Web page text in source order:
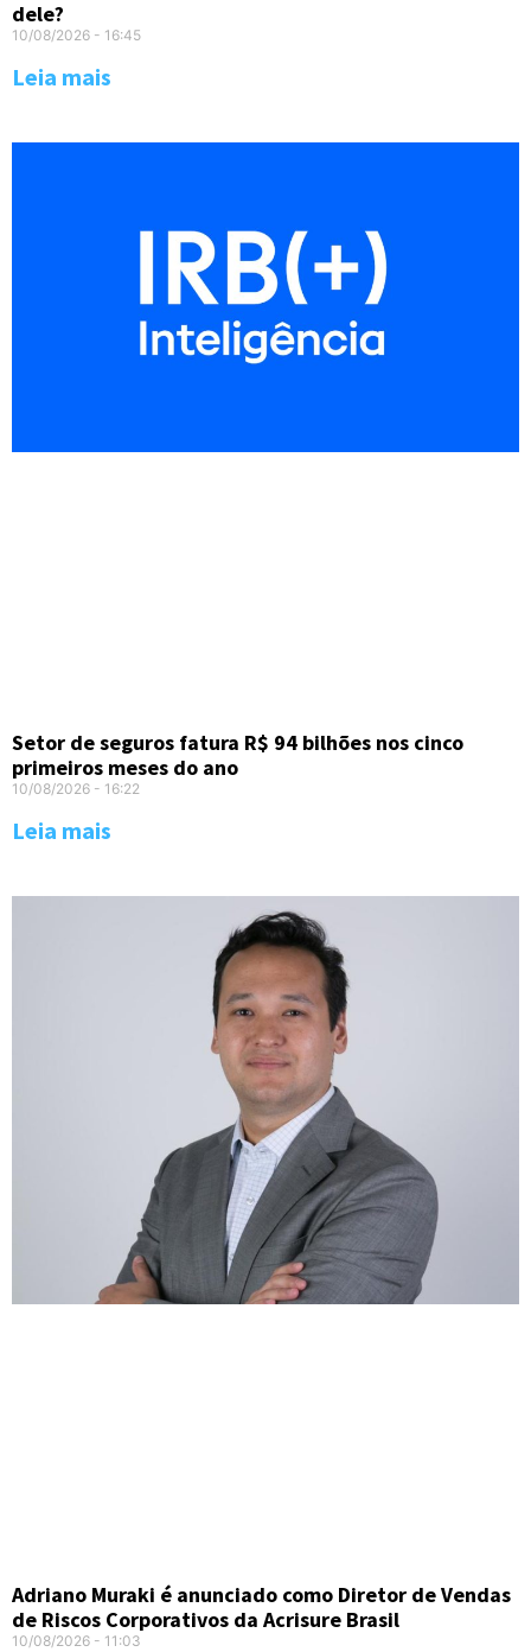
dele?
10/08/2026 16:45
Leia mais
Setor de seguros fatura R$ 94 bilhões nos cinco
primeiros meses do ano
10/08/2026 16:22
Leia mais
Adriano Muraki é anunciado como Diretor de Vendas
de Riscos Corporativos da Acrisure Brasil
10/08/2026 11:03